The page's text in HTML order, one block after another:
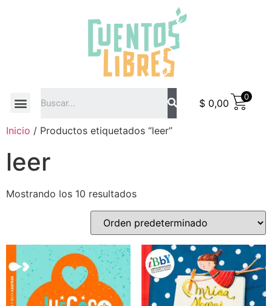
$ 0,00
0
Inicio / Productos etiquetados “leer”
leer
Mostrando los 10 resultados